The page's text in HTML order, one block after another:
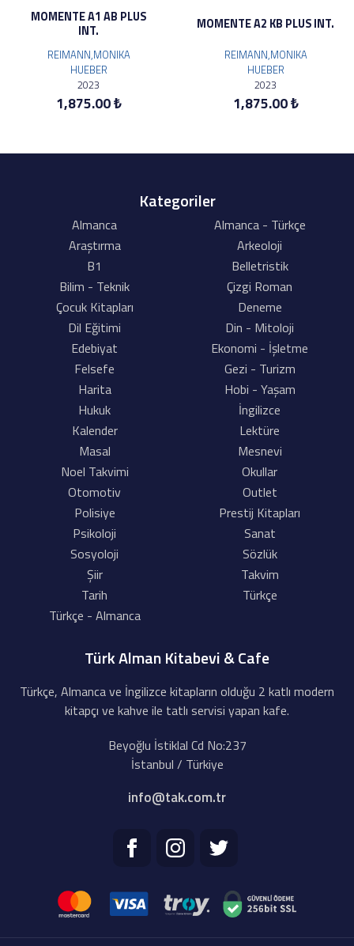
MOMENTE A1 AB PLUS
INT.
REIMANN,MONIKA
HUEBER
2023
1,875.00 ₺
MOMENTE A2 KB PLUS INT.
REIMANN,MONIKA
HUEBER
2023
1,875.00 ₺
Kategoriler
Almanca
Almanca - Türkçe
Araştırma
Arkeoloji
B1
Belletristik
Bilim - Teknik
Çizgi Roman
Çocuk Kitapları
Deneme
Dil Eğitimi
Din - Mitoloji
Edebiyat
Ekonomi - İşletme
Felsefe
Gezi - Turizm
Harita
Hobi - Yaşam
Hukuk
İngilizce
Kalender
Lektüre
Masal
Mesnevi
Noel Takvimi
Okullar
Otomotiv
Outlet
Polisiye
Prestij Kitapları
Psikoloji
Sanat
Sosyoloji
Sözlük
Şiir
Takvim
Tarih
Türkçe
Türkçe - Almanca
Türk Alman Kitabevi & Cafe
Türkçe, Almanca ve İngilizce kitapların olduğu 2 katlı modern
kitapçı ve kahve ile tatlı servisi yapan kafe.
Beyoğlu İstiklal Cd No:237
İstanbul / Türkiye
info@tak.com.tr